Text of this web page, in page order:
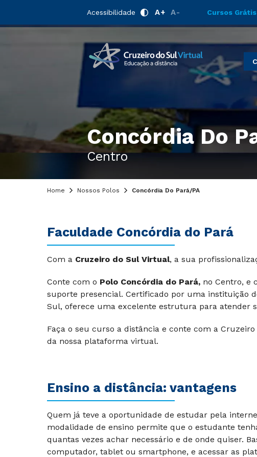
Acessibilidade A+ A- Cursos Grátis
Concórdia Do
Centro
Home Nossos Polos Concórdia Do Pará/PA
Faculdade‌ Concórdia do Pará
Com a Cruzeiro do Sul Virtual, a sua
Conte com o Polo Concórdia do Pará, no Centro, e
suporte presencial. Certificado por uma instituição
Sul, oferece uma excelente estrutura para atender
Faça o seu curso a distância e conte com a
da nossa plataforma virtual.
Ensino a distância: vantagens
Quem já teve a oportunidade de estudar pela
modalidade de ensino permite que o estudante
quantas vezes achar necessário e de onde quiser.
computador, tablet ou smartphone, e acessar as